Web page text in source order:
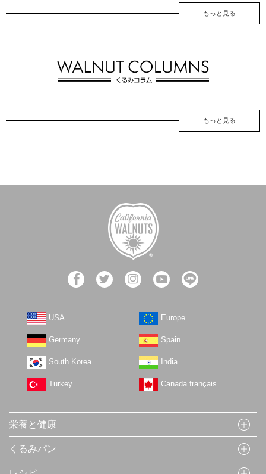
もっと見る
もっと見る
USA Europe
Germany Spain
South Korea India
Turkey Canada français
栄養と健康
くるみパン